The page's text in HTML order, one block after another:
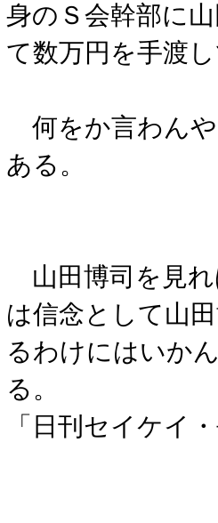
身のＳ会幹部に
て数万円を手渡
何をか言わんや
ある。
山田博司を見れ
は信念として山
るわけにはいか
る。
「日刊セイケイ